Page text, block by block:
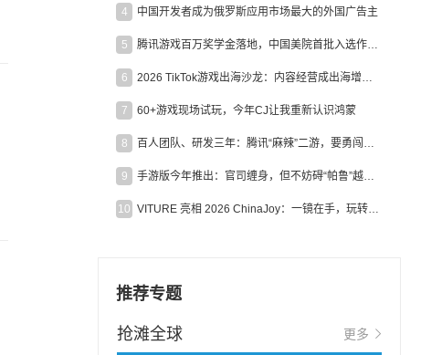
4 中国开发者成为俄罗斯应用市场最大的外国广告主
5 腾讯游戏百万奖学金落地，中国美院首批入选作品获业内关注
6 2026 TikTok游戏出海沙龙：内容经营成出海增长新引擎
7 60+游戏现场试玩，今年CJ让我重新认识鸿蒙
8 百人团队、研发三年：腾讯“麻辣”二游，要勇闯男性恋爱市场
9 手游版今年推出：官司缠身，但不妨碍“帕鲁”越来越火
10 VITURE 亮相 2026 ChinaJoy：一镜在手，玩转全场！
推荐专题
抢滩全球 更多